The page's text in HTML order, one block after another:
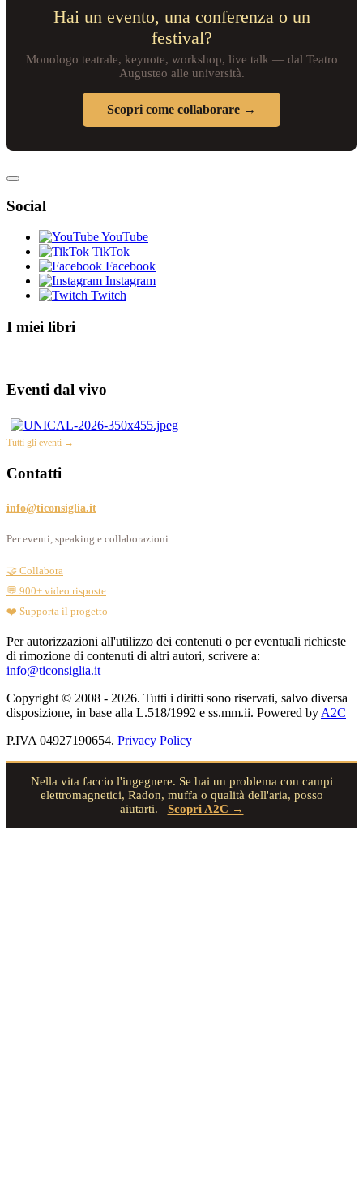
Hai un evento, una conferenza o un
festival?
Monologo teatrale, keynote, workshop, live talk — dal Teatro
Augusteo alle università.
Scopri come collaborare →
Social
YouTube
TikTok
Facebook
Instagram
Twitch
I miei libri
Eventi dal vivo
Tutti gli eventi →
Contatti
info@ticonsiglia.it
Per eventi, speaking e collaborazioni
🤝 Collabora
💬 900+ video risposte
❤️ Supporta il progetto
Per autorizzazioni all'utilizzo dei contenuti o per eventuali richieste
di rimozione di contenuti di altri autori, scrivere a:
info@ticonsiglia.it
Copyright © 2008 - 2026. Tutti i diritti sono riservati, salvo diversa
disposizione, in base alla L.518/1992 e ss.mm.ii. Powered by A2C
P.IVA 04927190654. Privacy Policy
Nella vita faccio l'ingegnere. Se hai un problema con campi
elettromagnetici, Radon, muffa o qualità dell'aria, posso
aiutarti.
Scopri A2C →